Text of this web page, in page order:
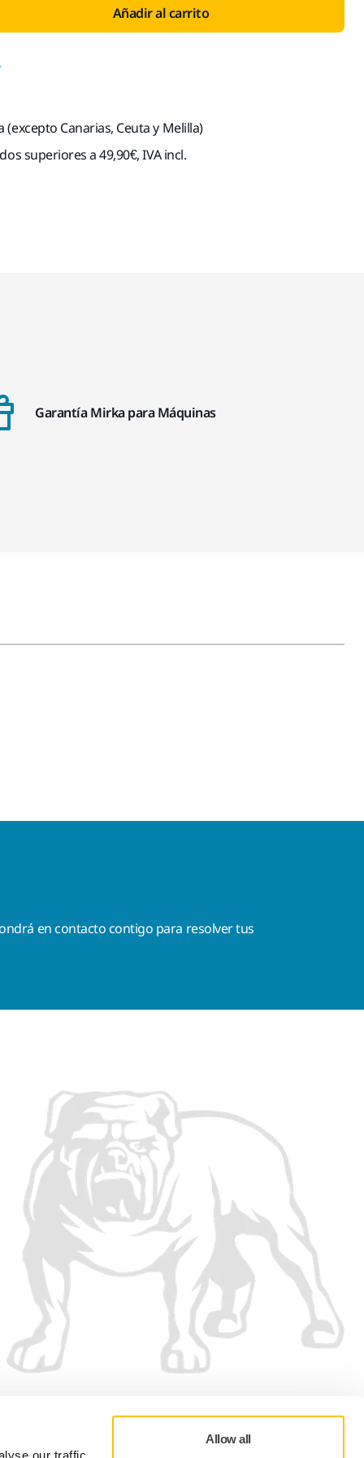
our traffic.
Allow all
Añadir al carrito
(excepto Canarias, Ceuta y Melilla)
superiores a 49,90€, IVA incl.
Garantía Mirka para Máquinas
en contacto contigo para resolver tus